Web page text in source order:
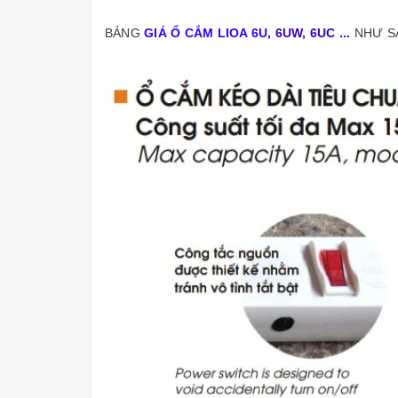
BẢNGGIÁ Ổ CẮM LIOA 6U, 6UW, 6UC ... NHƯ